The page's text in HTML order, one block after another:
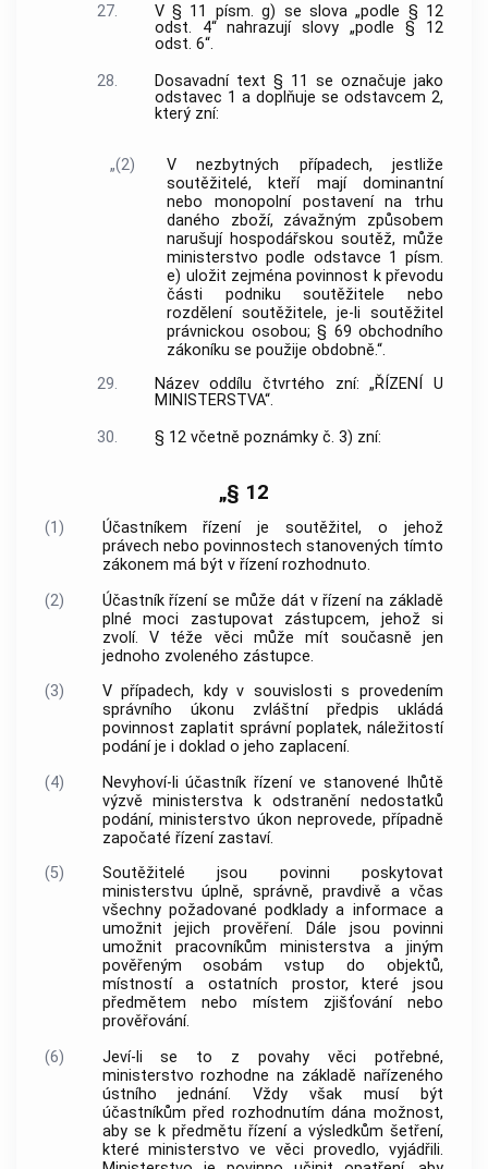
27.
V § 11 písm. g) se slova „podle § 12
odst. 4“ nahrazují slovy „podle § 12
odst. 6“.
28.
Dosavadní text § 11 se označuje jako
odstavec 1 a doplňuje se odstavcem 2,
který zní:
„(2)
V nezbytných případech, jestliže
soutěžitelé, kteří mají dominantní
nebo monopolní postavení na trhu
daného zboží, závažným způsobem
narušují hospodářskou soutěž, může
ministerstvo podle odstavce 1 písm.
e) uložit zejména povinnost k převodu
části podniku soutěžitele nebo
rozdělení soutěžitele, je-li soutěžitel
právnickou osobou; § 69 obchodního
zákoníku se použije obdobně.“.
29.
Název oddílu čtvrtého zní: „ŘÍZENÍ U
MINISTERSTVA“.
30.
§ 12 včetně poznámky č. 3) zní:
„§ 12
(1)
Účastníkem řízení je soutěžitel, o jehož
právech nebo povinnostech stanovených tímto
zákonem má být v řízení rozhodnuto.
(2)
Účastník řízení se může dát v řízení na základě
plné moci zastupovat zástupcem, jehož si
zvolí. V téže věci může mít současně jen
jednoho zvoleného zástupce.
(3)
V případech, kdy v souvislosti s provedením
správního úkonu zvláštní předpis ukládá
povinnost zaplatit správní poplatek, náležitostí
podání je i doklad o jeho zaplacení.
(4)
Nevyhoví-li účastník řízení ve stanovené lhůtě
výzvě ministerstva k odstranění nedostatků
podání, ministerstvo úkon neprovede, případně
započaté řízení zastaví.
(5)
Soutěžitelé jsou povinni poskytovat
ministerstvu úplně, správně, pravdivě a včas
všechny požadované podklady a informace a
umožnit jejich prověření. Dále jsou povinni
umožnit pracovníkům ministerstva a jiným
pověřeným osobám vstup do objektů,
místností a ostatních prostor, které jsou
předmětem nebo místem zjišťování nebo
prověřování.
(6)
Jeví-li se to z povahy věci potřebné,
ministerstvo rozhodne na základě nařízeného
ústního jednání. Vždy však musí být
účastníkům před rozhodnutím dána možnost,
aby se k předmětu řízení a výsledkům šetření,
které ministerstvo ve věci provedlo, vyjádřili.